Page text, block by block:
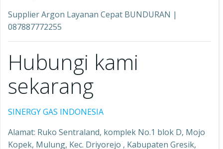
Supplier Argon Layanan Cepat BUNDURAN |
087887772255
Hubungi kami
sekarang
SINERGY GAS INDONESIA
Alamat: Ruko Sentraland, komplek No.1 blok D, Mojo
Kopek, Mulung, Kec. Driyorejo , Kabupaten Gresik,